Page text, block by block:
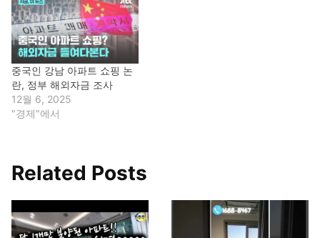
중국인 강남 아파트 쇼핑 논
란, 정부 해외자금 조사
12월 6, 2025
"경제"에서
Related Posts